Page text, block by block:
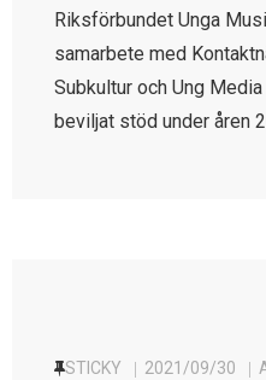
Riksförbundet Unga
samarbete med
Subkultur och Ung
beviljat stöd under åren
STICKY 2021/09/30